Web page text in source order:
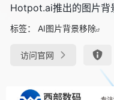
Hotpot.ai推出的图片背
标签： AI图片背景移除
访问官网